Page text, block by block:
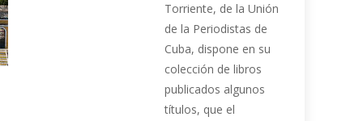
Torriente, de la Unión
de la Periodistas de
Cuba, dispone en su
colección de libros
publicados algunos
títulos, que el